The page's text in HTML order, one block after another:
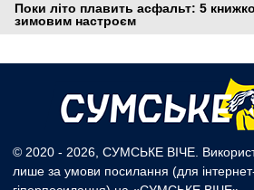
Поки літо плавить асфальт: 5
зимовим настроєм
5 серпня
обладнання від партнерів із
© 2020 - 2026, СУМСЬКЕ ВІЧЕ.
лише за умови посилання (для